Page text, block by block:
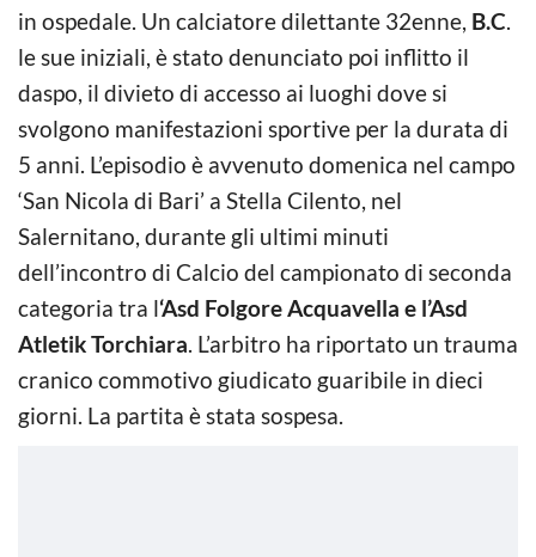
in ospedale. Un calciatore dilettante 32enne, B.C.
le sue iniziali, è stato denunciato poi inflitto il
daspo, il divieto di accesso ai luoghi dove si
svolgono manifestazioni sportive per la durata di
5 anni. L’episodio è avvenuto domenica nel campo
‘San Nicola di Bari’ a Stella Cilento, nel
Salernitano, durante gli ultimi minuti
dell’incontro di Calcio del campionato di seconda
categoria tra l‘Asd Folgore Acquavella e l’Asd
Atletik Torchiara. L’arbitro ha riportato un trauma
cranico commotivo giudicato guaribile in dieci
giorni. La partita è stata sospesa.